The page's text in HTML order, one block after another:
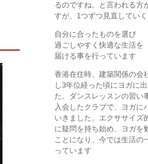
るのですね。と言われる方
すが、1つずつ見直していく
自分に合ったものを選び
過ごしやすく快適な生活を
届ける事を行っています
香港在住時、建築関係の会
し3年位経った頃にヨガに
た。ダンスレッスンの習い
入会したクラブで、ヨガに
いきました。エクササイズ
に疑問を持ち始め、ヨガを
ことになり、今では生活の
っています